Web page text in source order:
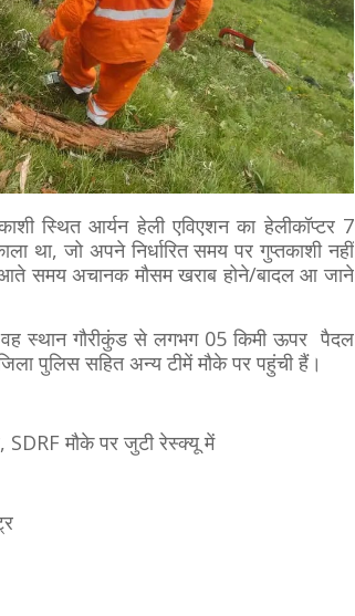
स्थित आर्यन हेली एविएशन का हेलीकॉप्टर 7
था, जो अपने निर्धारित समय पर गुप्तकाशी नहीं
समय अचानक मौसम खराब होने/बादल आ जाने
स्थान गौरीकुंड से लगभग 05 किमी ऊपर पैदल
पुलिस सहित अन्य टीमें मौके पर पहुंची हैं।
SDRF मौके पर जुटी रेस्क्यू में